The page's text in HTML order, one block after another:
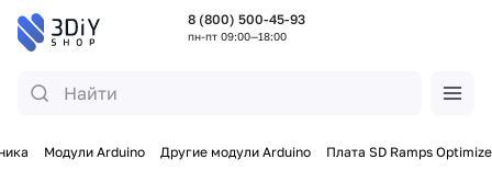
8 (800) 500-45-93
пн-пт 09:00—18:00
Модули Arduino Другие модули Arduino Плата SD Ramps Optimize